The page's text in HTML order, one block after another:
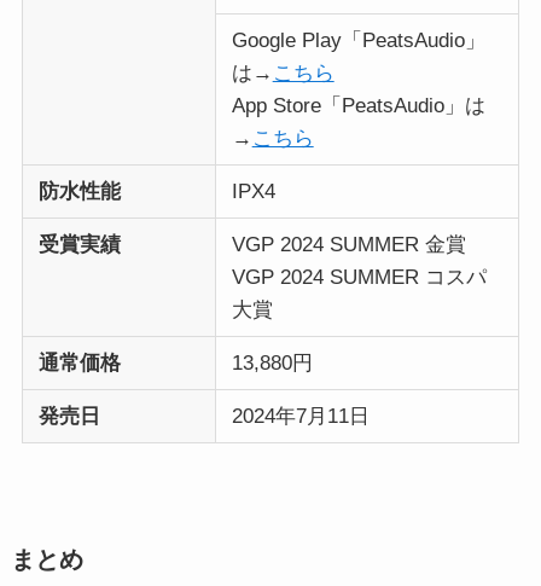
Google Play「PeatsAudio」
は→ こちら
App Store「PeatsAudio」は
→ こちら
防水性能 IPX4
受賞実績
VGP 2024 SUMMER 金賞
VGP 2024 SUMMER コスパ
大賞
通常価格 13,880円
発売日 2024年7月11日
まとめ